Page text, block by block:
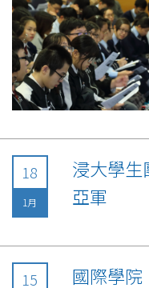
18
1月
浸大學生
亞軍
15
國際學院